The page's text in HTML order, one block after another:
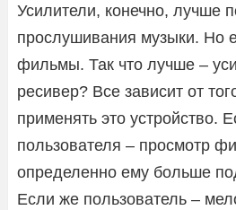
Усилители, конечно, лучше
прослушивания музыки. Но
фильмы. Так что лучше –
ресивер? Все зависит от
применять это устройство.
пользователя – просмотр
определенно ему больше
Если же пользователь –